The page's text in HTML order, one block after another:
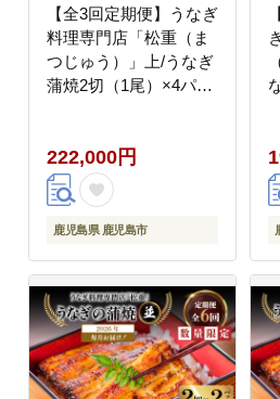
【全3回定期便】うなぎ
料理専門店「松重（ま
つじゅう）」上/うなぎ
蒲焼2切（1尾）×4パッ
222,000円
鹿児島県 鹿児島市